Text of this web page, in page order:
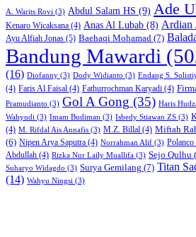
A. Warits Rovi (3) Abdul Salam HS (9) Ade
Kenaro Wicaksana (4) Anas Al Lubab (8) Ardian
Ayu Alfiah Jonas (5) Baehaqi Mohamad (7)
Bandung Mawardi
(16) Diofanny (3) Dody Widianto (3) Endang S.
(4) Faris Al Faisal (4) Fathurrochman Karyadi (4)
Pramudianto (3) Gol A Gong (35) Haris
Wahyudi (3) Imam Budiman (3) Isbedy Stiawan ZS (3)
(4) M. Rifdal Ais Annafis (3) M.Z. Billal (4) Miftah
(6) Nipen Arya Saputra (4) Norrahman Alif (3)
Abdullah (4) Rizka Nur Laily Muallifa (3) Sejo Qulhu
Suharyo Widagdo (3) Surya Gemilang (7) Titan
(14) Wahyu Ningsi (3)